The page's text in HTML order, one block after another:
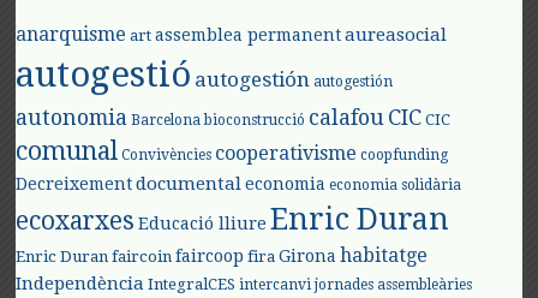
anarquisme art assemblea permanent aureasocial
autogestió autogestión autogestión
autonomia Barcelona bioconstrucció calafouCIC CIC
comunal Convivències cooperativisme coopfunding
Decreixement documental economia economia solidària
ecoxarxes Educació lliure Enric Duran
Enric Duran faircoin faircoop fira Girona habitatge
Independència IntegralCES intercanvi jornades assembleàries